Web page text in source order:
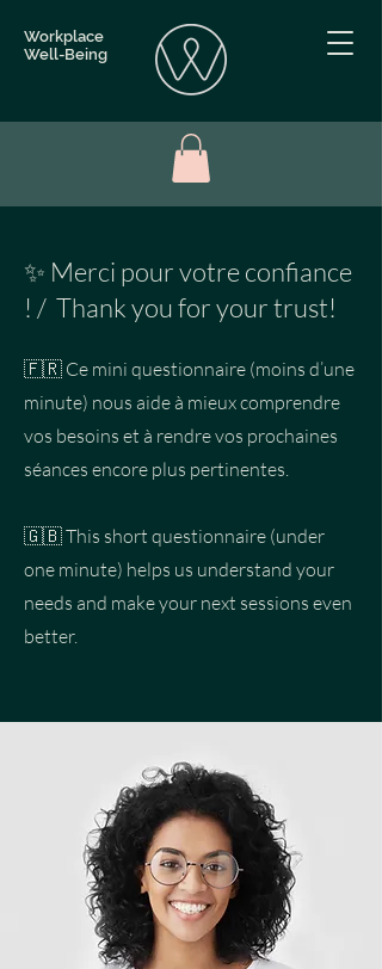
Workplace
Well-Being
✨ Merci pour votre confiance
! / Thank you for your trust!
🇫🇷 Ce mini questionnaire (moins d’une
minute) nous aide à mieux comprendre
vos besoins et à rendre vos prochaines
séances encore plus pertinentes.
🇬🇧 This short questionnaire (under
one minute) helps us understand your
needs and make your next sessions even
better.